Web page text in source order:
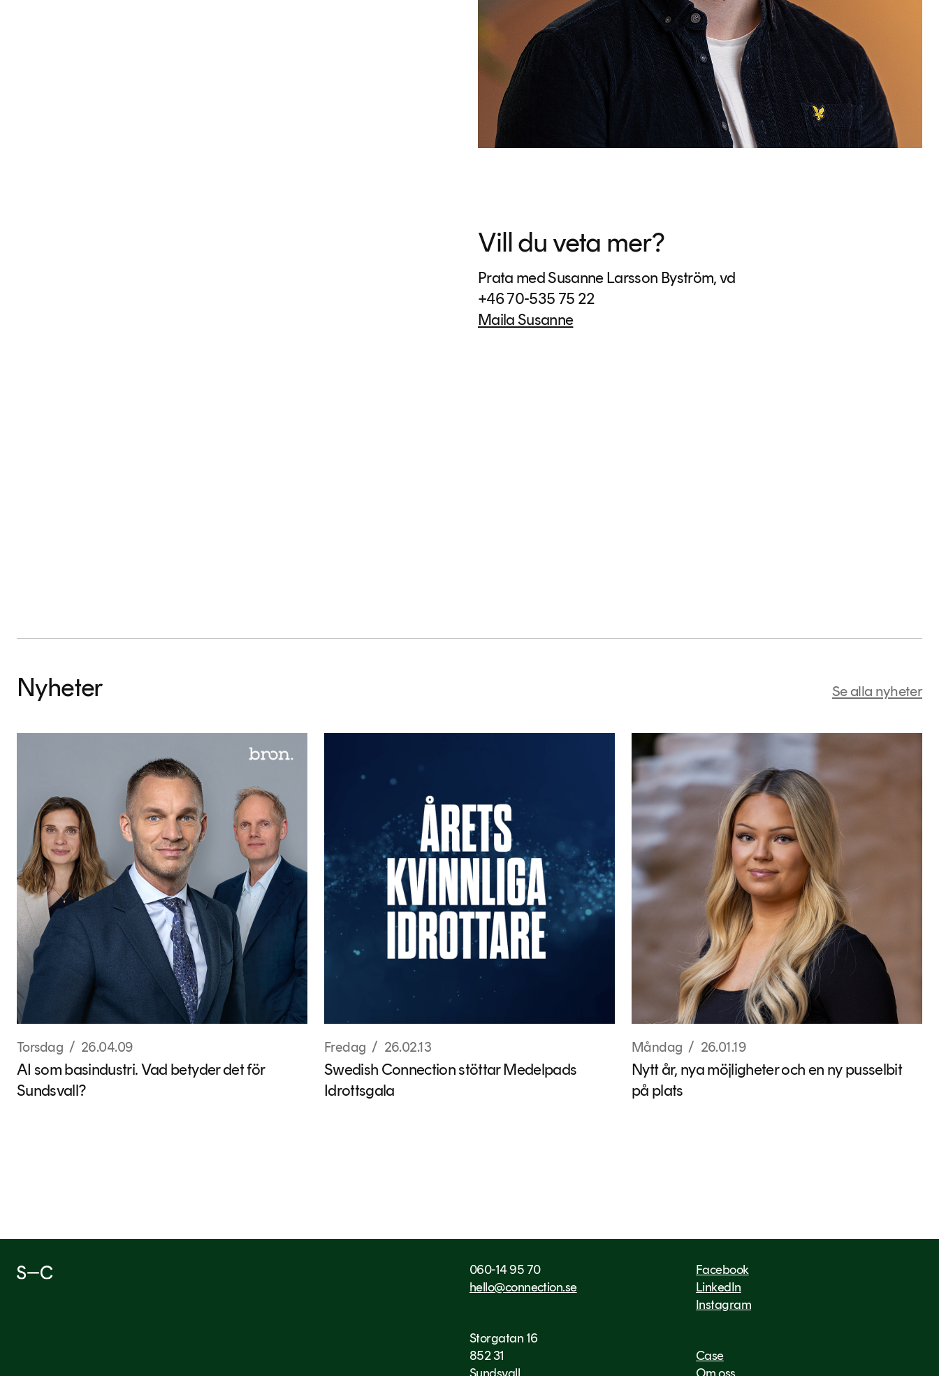
Vill du veta mer?
Prata med Susanne Larsson Byström, vd
+46 70-535 75 22
Maila Susanne
Nyheter Se alla nyheter
Torsdag / 26.04.09
AI som basindustri. Vad betyder det för
Sundsvall?
Fredag / 26.02.13
Swedish Connection stöttar Medelpads
Idrottsgala
Måndag / 26.01.19
Nytt år, nya möjligheter och en ny pusselbit
på plats
060-14 95 70
hello@connection.se
Storgatan 16
852 31
Facebook
LinkedIn
Instagram
Case